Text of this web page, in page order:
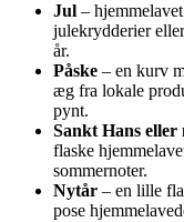
Jul –
julekrydderier
år.
Påske – en kurv
æg fra lokale
pynt.
Sankt Hans eller
flaske
sommernoter.
Nytår – en lille
pose